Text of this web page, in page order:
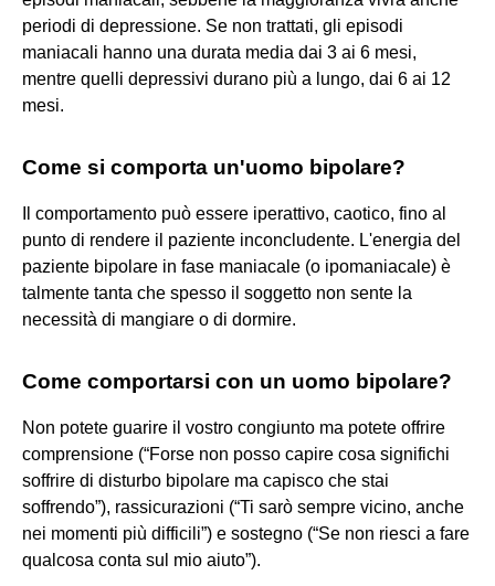
periodi di depressione. Se non trattati, gli episodi
maniacali hanno una durata media dai 3 ai 6 mesi,
mentre quelli depressivi durano più a lungo, dai 6 ai 12
mesi.
Come si comporta un'uomo bipolare?
Il comportamento può essere iperattivo, caotico, fino al
punto di rendere il paziente inconcludente. L'energia del
paziente bipolare in fase maniacale (o ipomaniacale) è
talmente tanta che spesso il soggetto non sente la
necessità di mangiare o di dormire.
Come comportarsi con un uomo bipolare?
Non potete guarire il vostro congiunto ma potete offrire
comprensione (“Forse non posso capire cosa significhi
soffrire di disturbo bipolare ma capisco che stai
soffrendo”), rassicurazioni (“Ti sarò sempre vicino, anche
nei momenti più difficili”) e sostegno (“Se non riesci a fare
qualcosa conta sul mio aiuto”).